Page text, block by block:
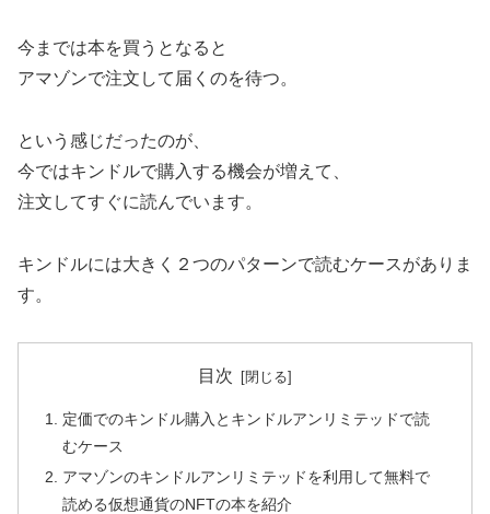
今までは本を買うとなると
アマゾンで注文して届くのを待つ。
という感じだったのが、
今ではキンドルで購入する機会が増えて、
注文してすぐに読んでいます。
キンドルには大きく２つのパターンで読むケースがありま
す。
目次
定価でのキンドル購入とキンドルアンリミテッドで読
むケース
アマゾンのキンドルアンリミテッドを利用して無料で
読める仮想通貨のNFTの本を紹介